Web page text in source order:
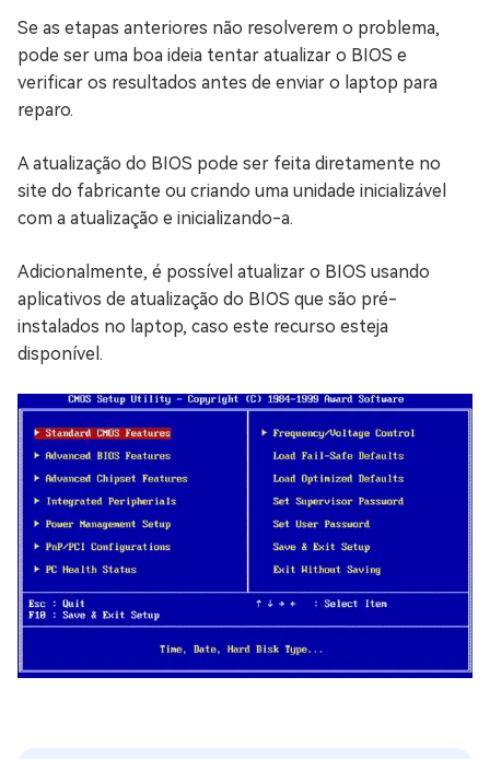
Se as etapas anteriores não resolverem o problema,
pode ser uma boa ideia tentar atualizar o BIOS e
verificar os resultados antes de enviar o laptop para
reparo.
A atualização do BIOS pode ser feita diretamente no
site do fabricante ou criando uma unidade inicializável
com a atualização e inicializando-a.
Adicionalmente, é possível atualizar o BIOS usando
aplicativos de atualização do BIOS que são pré-
instalados no laptop, caso este recurso esteja
disponível.